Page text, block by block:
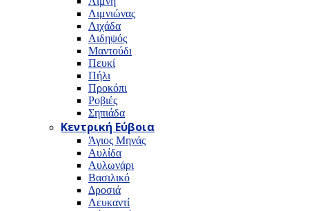
Λιμνιώνας
Λιχάδα
Αιδηψός
Μαντούδι
Πευκί
Πήλι
Προκόπι
Ροβιές
Σηπιάδα
Κεντρική Εύβοια
Άγιος Μηνάς
Αυλίδα
Αυλωνάρι
Βασιλικό
Δροσιά
Λευκαντί